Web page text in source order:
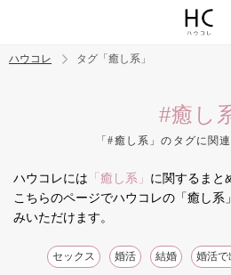
結婚 セックス カップル 男の本
ハウコレ タグ「癒し系」
#癒し
「#癒し系」のタグに関
ハウコレには 「癒し系」 に関するまと
こちらのページでハウコレの「癒し系
みいただけます。
セックス 婚活 結婚 婚活で